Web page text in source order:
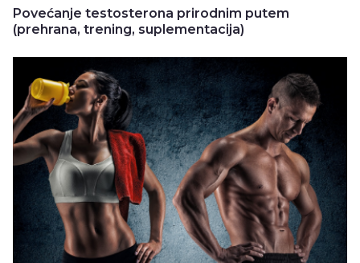
Povećanje testosterona prirodnim putem
(prehrana, trening, suplementacija)